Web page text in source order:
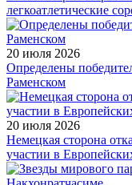
легкоатлетические
20 июля 2026
Определены
Раменском
20 июля 2026
Немецкая сторона
участии в